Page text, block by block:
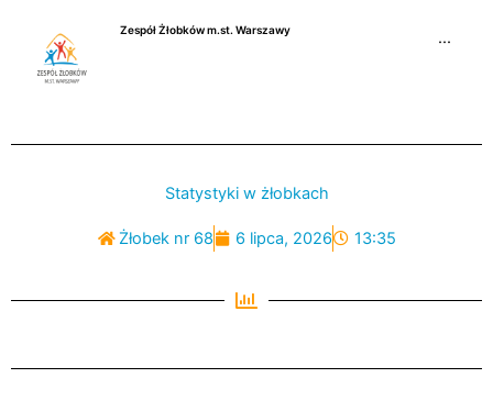
Zespół Żłobków m.st. Warszawy
···
Statystyki w żłobkach
Żłobek nr 68 6 lipca, 2026 13:35